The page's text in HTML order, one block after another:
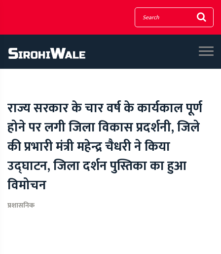
राज्य सरकार के चार वर्ष के कार्यकाल पूर्ण
होने पर लगी जिला विकास प्रदर्शनी, जिले
की प्रभारी मंत्री महेन्द्र चैधरी ने किया
उद्घाटन, जिला दर्शन पुस्तिका का हुआ
विमोचन
प्रशासनिक